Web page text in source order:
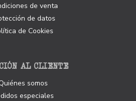
de venta
de datos
de Cookies
AL CLIENTE
somos
especiales